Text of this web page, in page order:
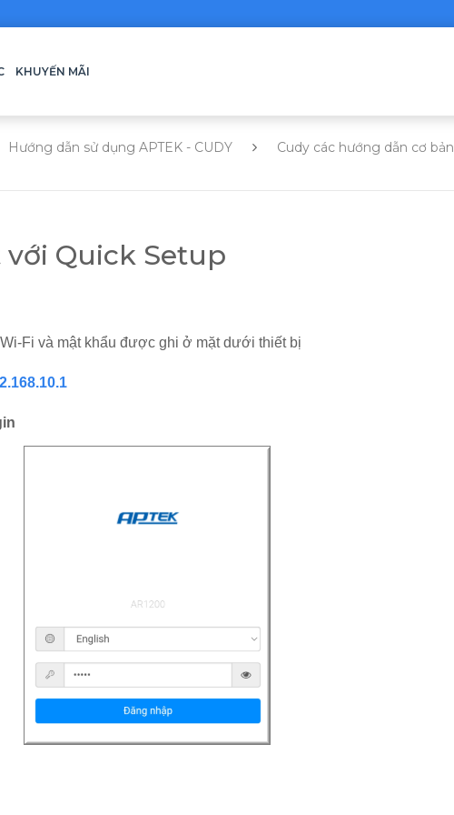
KHUYẾN MÃI
Hướng dẫn sử dụng APTEK - CUDY
Cudy các hướng dẫn cơ bản
Quick Setup
Fi và mật khẩu được ghi ở mặt dưới thiết bị